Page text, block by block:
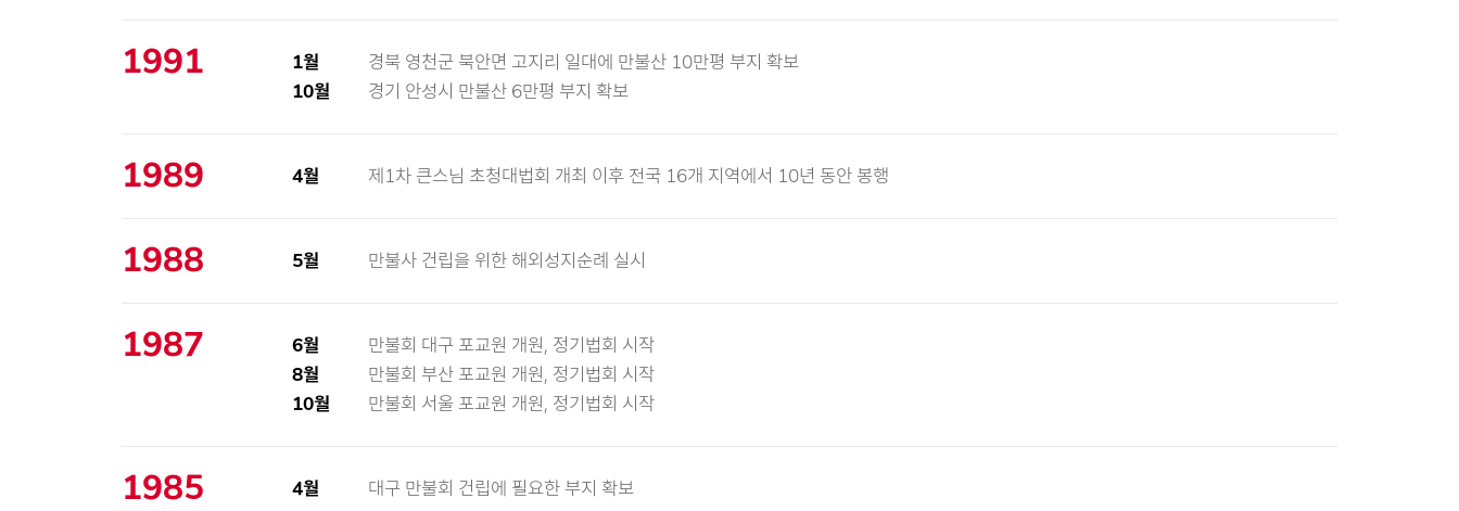
1991 1월
경북 영천군 북안면 고지리 일대에 만불산 10만평 부지 확보
10월
경기 안성시 만불산 6만평 부지 확보
1989 4월 제1차 큰스님 초청대법회 개최 이후 전국 16개 지역에서 10년 동안 봉행
1988 5월 만불사 건립을 위한 해외성지순례 실시
1987 6월
만불회 대구 포교원 개원, 정기법회 시작
8월
만불회 부산 포교원 개원, 정기법회 시작
10월
만불회 서울 포교원 개원, 정기법회 시작
1985 4월 대구 만불회 건립에 필요한 부지 확보